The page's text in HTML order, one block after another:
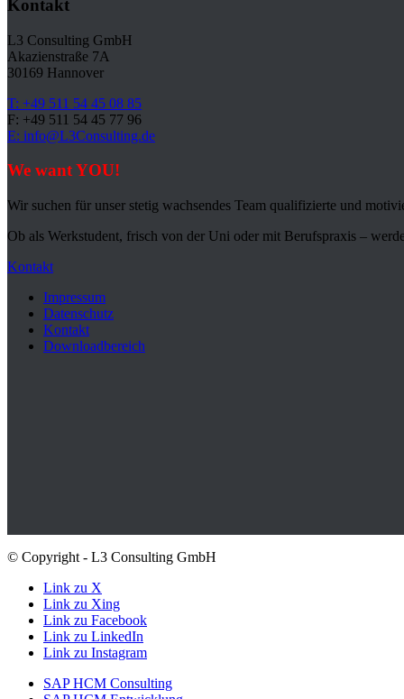
Kontakt
L3 Consulting GmbH
Akazienstraße 7A
30169 Hannover
T: +49 511 54 45 08 85
F: +49 511 54 45 77 96
E: info@L3Consulting.de
We want YOU!
Wir suchen für unser stetig wachsendes Team qualifizierte und
Ob als Werkstudent, frisch von der Uni oder mit Berufspraxis –
Kontakt
Impressum
Datenschutz
Kontakt
Downloadbereich
© Copyright - L3 Consulting GmbH
Link zu X
Link zu Xing
Link zu Facebook
Link zu LinkedIn
Link zu Instagram
SAP HCM Consulting